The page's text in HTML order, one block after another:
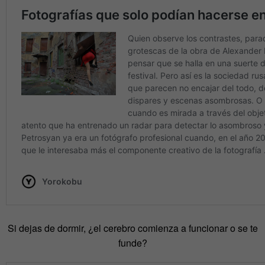
Si dejas de dormir, ¿el cerebro comienza a funcionar o se te
funde?